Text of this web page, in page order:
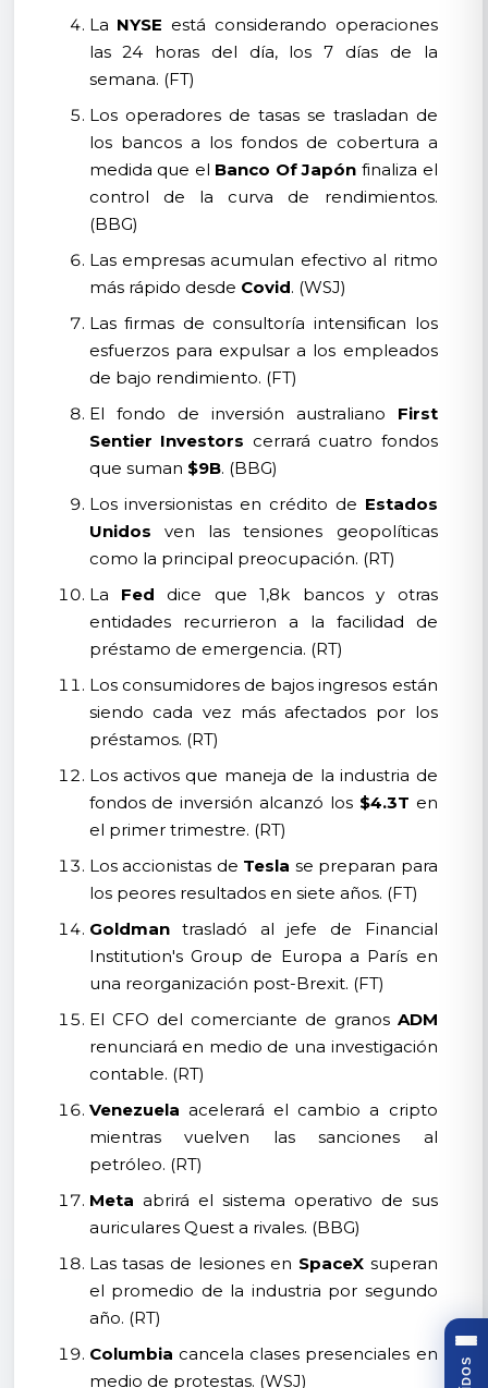
La NYSE está considerando operaciones
las 24 horas del día, los 7 días de la
semana. (FT)
Los operadores de tasas se trasladan de
los bancos a los fondos de cobertura a
medida que el Banco Of Japón finaliza el
control de la curva de rendimientos.
(BBG)
Las empresas acumulan efectivo al ritmo
más rápido desde Covid. (WSJ)
Las firmas de consultoría intensifican los
esfuerzos para expulsar a los empleados
de bajo rendimiento. (FT)
El fondo de inversión australiano First
Sentier Investors cerrará cuatro fondos
que suman $9B. (BBG)
Los inversionistas en crédito de Estados
Unidos ven las tensiones geopolíticas
como la principal preocupación. (RT)
La Fed dice que 1,8k bancos y otras
entidades recurrieron a la facilidad de
préstamo de emergencia. (RT)
Los consumidores de bajos ingresos están
siendo cada vez más afectados por los
préstamos. (RT)
Los activos que maneja de la industria de
fondos de inversión alcanzó los $4.3T en
el primer trimestre. (RT)
Los accionistas de Tesla se preparan para
los peores resultados en siete años. (FT)
Goldmantrasladó al jefe de Financial
Institution's Group de Europa a París en
una reorganización post-Brexit. (FT)
El CFO del comerciante de granos ADM
renunciará en medio de una investigación
contable. (RT)
Venezuela acelerará el cambio a cripto
mientras vuelven las sanciones al
petróleo. (RT)
Meta abrirá el sistema operativo de sus
auriculares Quest a rivales. (BBG)
Las tasas de lesiones en SpaceXsuperan
el promedio de la industria por segundo
año. (RT)
Columbia cancela clases presenciales en
medio de protestas. (WSJ)